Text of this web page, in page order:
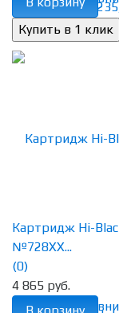
избранное
Картридж Hi-
№728XX...
(0)
4 865 руб.